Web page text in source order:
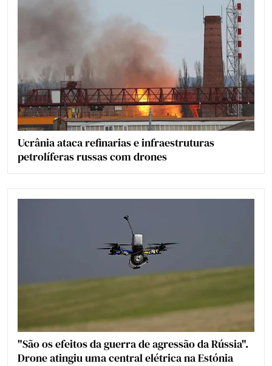
Ucrânia ataca refinarias e infraestruturas
petrolíferas russas com drones
"São os efeitos da guerra de agressão da Rússia".
Drone atingiu uma central elétrica na Estónia